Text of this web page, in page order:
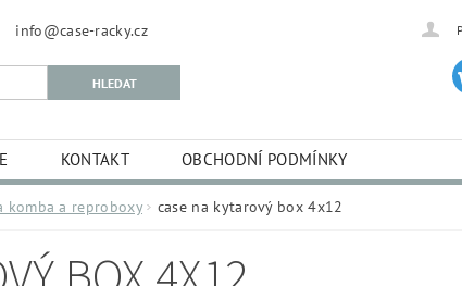
info@case-racky.cz
KONTAKT OBCHODNÍ PODMÍNKY
komba a reproboxy case na kytarový box 4x12